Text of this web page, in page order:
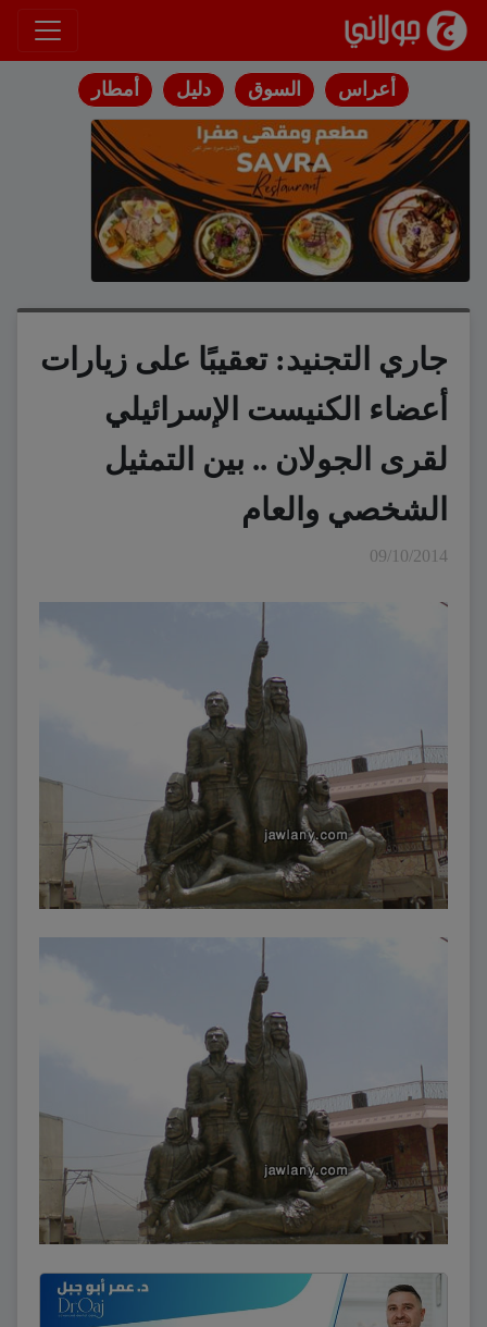
انتقل إلى المحتوى
أعراس السوق دليل أمطار
جاري التجنيد: تعقيبًا على زيارات
أعضاء الكنيست الإسرائيلي
لقرى الجولان .. بين التمثيل
الشخصي والعام
09/10/2014